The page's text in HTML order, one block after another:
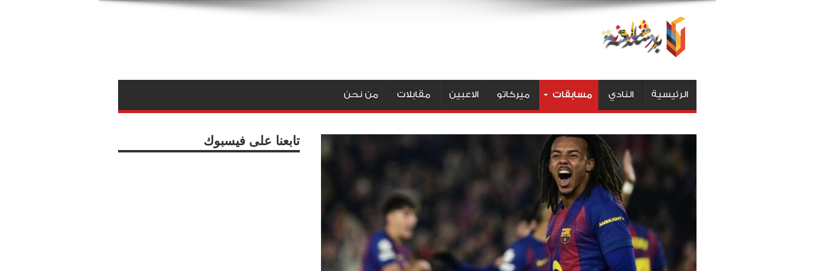
الرئيسية النادي مسابقات ميركاتو الاعبين مقابلات من نحن
تابعنا على فيسبوك